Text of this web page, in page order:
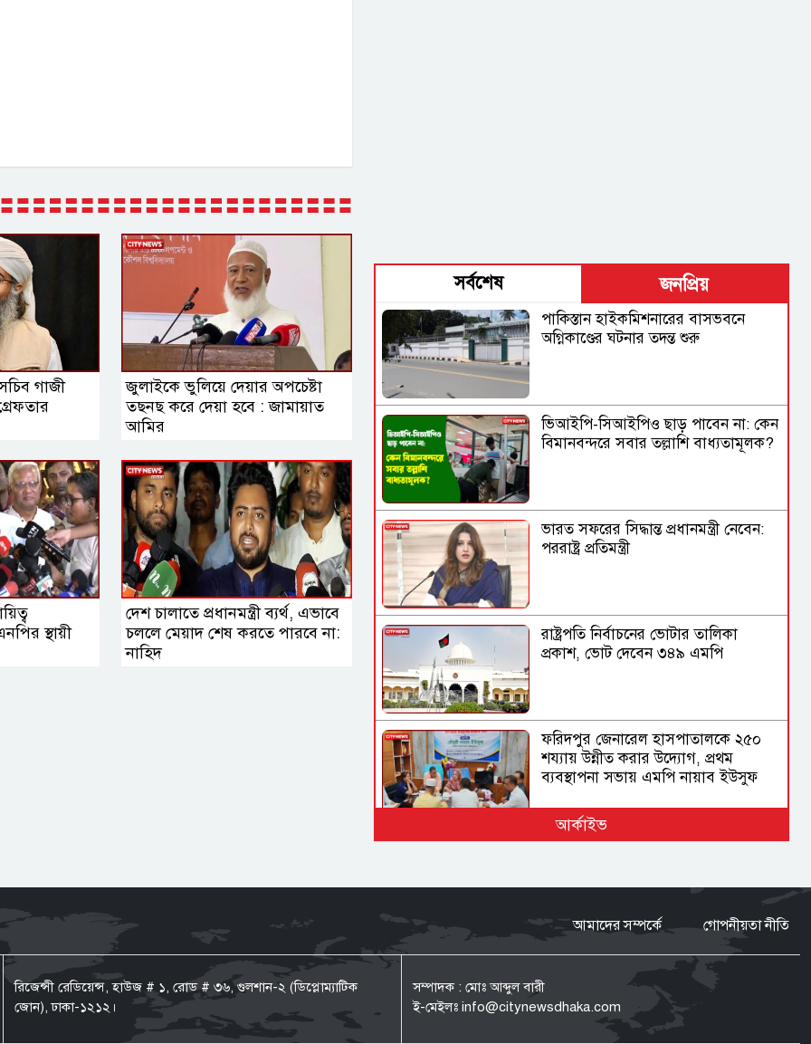
গাজী
জুলাইকে ভুলিয়ে দেয়ার অপচেষ্টা
তছনছ করে দেয়া হবে : জামায়াত
আমির
স্থায়ী
দেশ চালাতে প্রধানমন্ত্রী ব্যর্থ, এভাবে
চললে মেয়াদ শেষ করতে পারবে না:
নাহিদ
সর্বশেষ জনপ্রিয়
পাকিস্তান হাইকমিশনারের বাসভবনে
অগ্নিকাণ্ডের ঘটনার তদন্ত শুরু
ভিআইপি-সিআইপিও ছাড় পাবেন না: কেন
বিমানবন্দরে সবার তল্লাশি বাধ্যতামূলক?
ভারত সফরের সিদ্ধান্ত প্রধানমন্ত্রী নেবেন:
পররাষ্ট্র প্রতিমন্ত্রী
রাষ্ট্রপতি নির্বাচনের ভোটার তালিকা
প্রকাশ, ভোট দেবেন ৩৪৯ এমপি
ফরিদপুর জেনারেল হাসপাতালকে ২৫০
শয্যায় উন্নীত করার উদ্যোগ, প্রথম
ব্যবস্থাপনা সভায় এমপি নায়াব ইউসুফ
বিমানবন্দরের নিরাপত্তা
তল্লাশির নির্দেশ মন্ত্রীর
ভারত সরকারের ভূমিকা নিয়ে প্রশ্ন
সুযোগ দিল, বিবিসি বাংলাকে যা বললেন
স্বরাষ্ট্রমন্ত্রী
আর্কাইভ
আমাদের সম্পর্কে গোপনীয়তা নীতি
রিজেন্সী রেডিয়েন্স, হাউজ # ১, রোড # ৩৬, গুলশান-২ (ডিপ্লোম্যাটিক
জোন), ঢাকা-১২১২।
সম্পাদক : মোঃ আব্দুল বারী
ই-মেইলঃ info@citynewsdhaka.com